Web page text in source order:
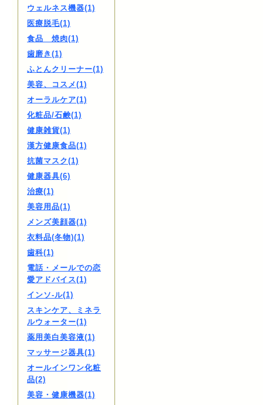
ウェルネス機器(1)
医療脱毛(1)
食品 焼肉(1)
歯磨き(1)
ふとんクリーナー(1)
美容、コスメ(1)
オーラルケア(1)
化粧品/石鹸(1)
健康雑貨(1)
漢方健康食品(1)
抗菌マスク(1)
健康器具(6)
治療(1)
美容用品(1)
メンズ美顔器(1)
衣料品(冬物)(1)
歯科(1)
電話・メールでの恋
愛アドバイス(1)
インソ-ル(1)
スキンケア、ミネラ
ルウォーター(1)
薬用美白美容液(1)
マッサージ器具(1)
オールインワン化粧
品(2)
美容・健康機器(1)